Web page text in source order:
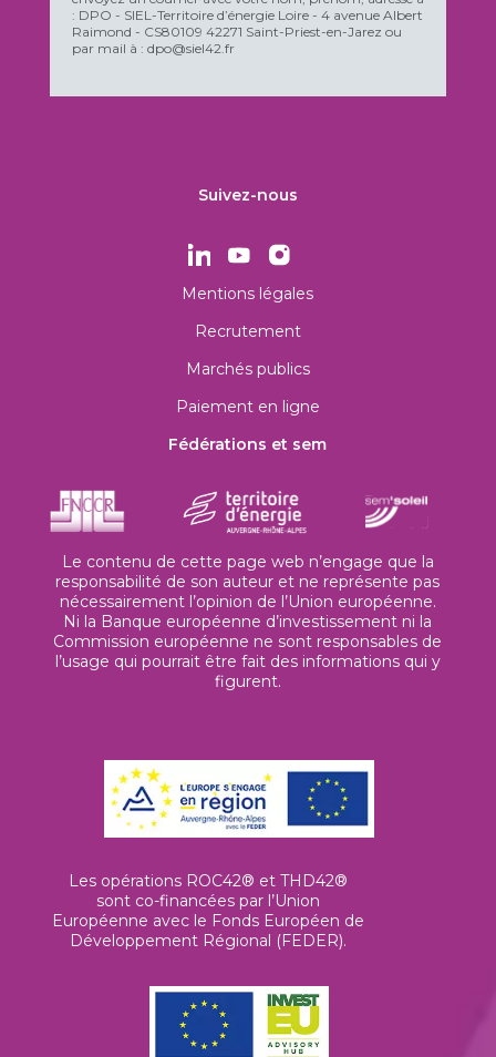
: DPO - SIEL-Territoire d’énergie Loire - 4 avenue Albert
Raimond - CS80109 42271 Saint-Priest-en-Jarez ou
par mail à : dpo@siel42.fr
Suivez-nous
Mentions légales
Recrutement
Marchés publics
Paiement en ligne
Fédérations et sem
Le contenu de cette page web n’engage que la
responsabilité de son auteur et ne représente pas
nécessairement l’opinion de l’Union européenne.
Ni la Banque européenne d’investissement ni la
Commission européenne ne sont responsables de
l’usage qui pourrait être fait des informations qui y
figurent.
Les opérations ROC42® et THD42®
sont co-financées par l’Union
Européenne avec le Fonds Européen de
Développement Régional (FEDER).